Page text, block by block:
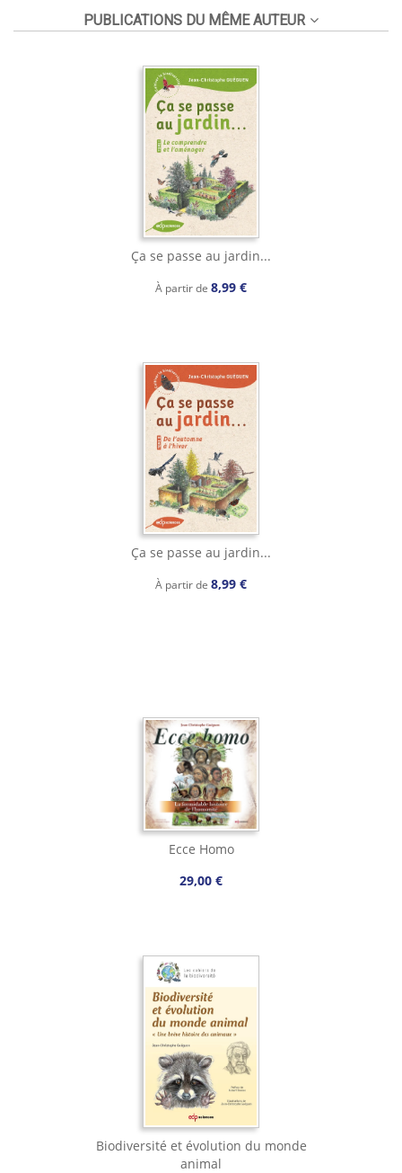
PUBLICATIONS DU MÊME AUTEUR
Ça se passe au jardin...
À partir de 8,99 €
Ça se passe au jardin...
À partir de 8,99 €
Ecce Homo
29,00 €
Biodiversité et évolution du monde
animal